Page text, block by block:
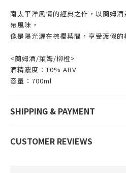
南太平洋風情的經典之作，以蘭姆
帶風味，
像是陽光灑在棕櫚葉間，享受渡假的
<蘭姆酒/萊姆/柳橙>
酒精濃度：10% ABV
容量：700ml
SHIPPING & PAYMENT
CUSTOMER REVIEWS